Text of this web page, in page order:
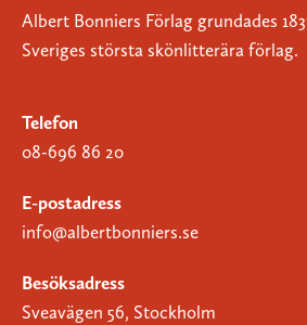
Albert Bonniers Förlag grundades
Sveriges största skönlitterära förlag.
Telefon
08-696 86 20
E-postadress
info@albertbonniers.se
Besöksadress
Sveavägen 56, Stockholm